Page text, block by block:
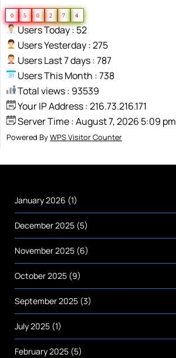
0 5 0 2 7 4
Users Today : 52
Users Yesterday : 275
Users Last 7 days : 787
Users This Month : 738
Total views : 93539
Your IP Address : 216.73.216.171
Server Time : August 7, 2026 5:09 pm
Powered ByWPS Visitor Counter
January 2026 (1)
December 2025 (5)
November 2025 (6)
October 2025 (9)
September 2025 (3)
July 2025 (1)
February 2025 (5)